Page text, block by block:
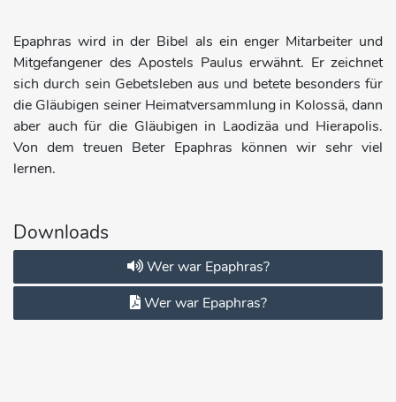
Epaphras wird in der Bibel als ein enger Mitarbeiter und
Mitgefangener des Apostels Paulus erwähnt. Er zeichnet
sich durch sein Gebetsleben aus und betete besonders für
die Gläubigen seiner Heimatversammlung in Kolossä, dann
aber auch für die Gläubigen in Laodizäa und Hierapolis.
Von dem treuen Beter Epaphras können wir sehr viel
lernen.
Downloads
Wer war Epaphras?
Wer war Epaphras?